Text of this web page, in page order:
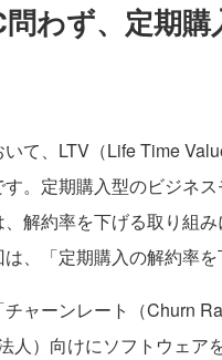
わず、定期
て、LTV（Life Time
。定期購入型のビジネ
解約率を下げる取り組
、「定期購入の解約率
ャーンレート（Churn
人）向けにソフトウェア